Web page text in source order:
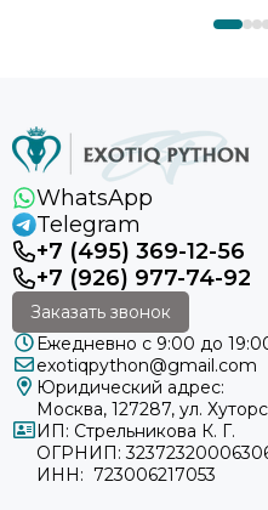
WhatsApp
Telegram
+7 (495) 369-12-56
+7 (926) 977-74-92
Заказать звонок
Ежедневно с 9:00 до
exotiqpython@gmail.com
Юридический адрес:
Москва, 127287, ул.
ИП: Стрельникова К. Г.
ОГРНИП:
ИНН: 723006217053